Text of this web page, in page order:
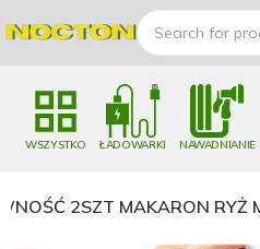
WSZYSTKO ŁADOWARKI NAWADNIANIE
2SZT MAKARON RYŻ